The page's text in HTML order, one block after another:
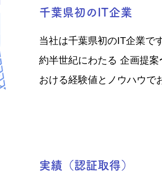
千葉県初のIT企業
当社は千葉県初のIT企業です
約半世紀にわたる 企画提
おける経験値とノウハウで
実績（認証取得）